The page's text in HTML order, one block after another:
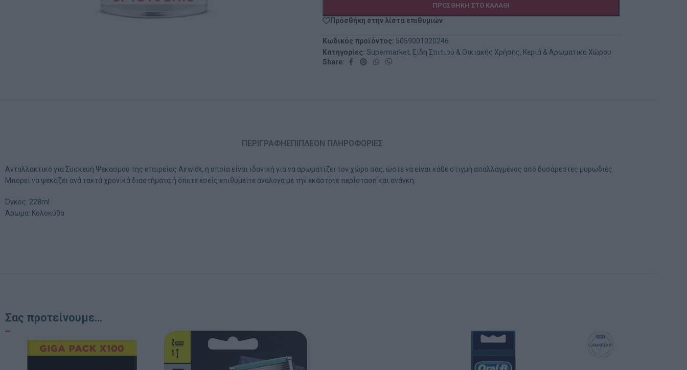
ΠΡΟΣΘΉΚΗ ΣΤΟ ΚΑΛΆΘΙ
Πρόσθήκη στην λίστα επιθυμιών
Κωδικός προϊόντος: 5059001020246
Κατηγορίες: Supermarket, Είδη Σπιτιού & Οικιακής Χρήσης, Κεριά & Αρωματικά Χώρου
Share:
ΠΕΡΙΓΡΑΦΉ ΕΠΙΠΛΈΟΝ ΠΛΗΡΟΦΟΡΊΕΣ
Ανταλλακτικό για Συσκευή Ψεκασμού της εταιρείας Airwick, η οποία είναι ιδανική για να αρωματίζει τον χώρο σας, ώστε να είναι κάθε στιγμή απαλλαγμένος από δυσάρεστες μυρωδιές.
Μπορεί να ψεκάζει ανά τακτά χρονικά διαστήματα ή όποτε εσείς επιθυμείτε ανάλογα με την εκάστοτε περίσταση και ανάγκη.
Όγκος: 228ml
Άρωμα: Koλοκύθα
Σας προτείνουμε...